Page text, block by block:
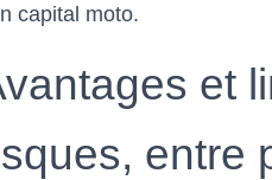
capital moto.
et
entre